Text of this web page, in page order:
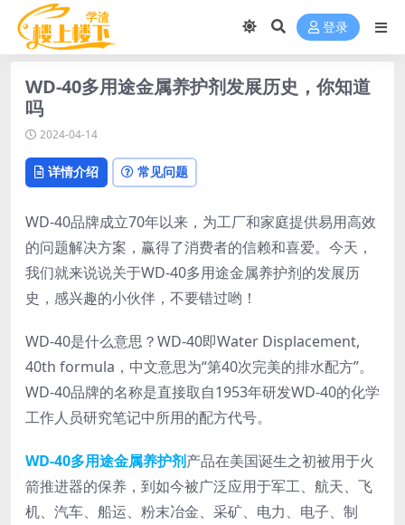
登录
WD-40多用途金属养护剂发展历史，你知道
吗
2024-04-14
详情介绍 常见问题
WD-40品牌成立70年以来，为工厂和家庭提供易用高效
的问题解决方案，赢得了消费者的信赖和喜爱。今天，
我们就来说说关于WD-40多用途金属养护剂的发展历
史，感兴趣的小伙伴，不要错过哟！
WD-40是什么意思？WD-40即Water Displacement,
40th formula，中文意思为“第40次完美的排水配方”。
WD-40品牌的名称是直接取自1953年研发WD-40的化学
工作人员研究笔记中所用的配方代号。
WD-40多用途金属养护剂产品在美国诞生之初被用于火
箭推进器的保养，到如今被广泛应用于军工、航天、飞
机、汽车、船运、粉末冶金、采矿、电力、电子、制